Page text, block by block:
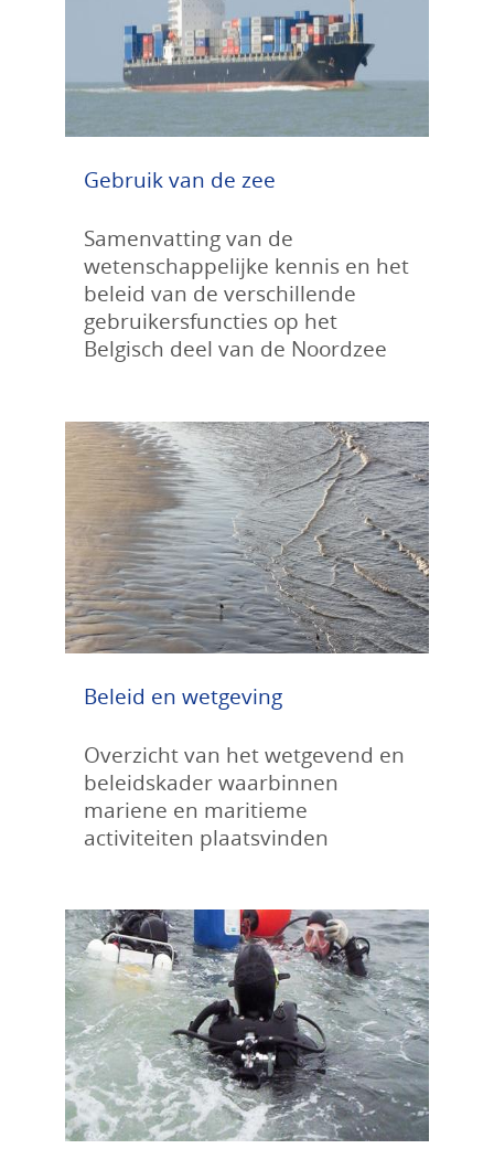
Gebruik van de zee
Samenvatting van de
wetenschappelijke kennis en het
beleid van de verschillende
gebruikersfuncties op het
Belgisch deel van de Noordzee
Beleid en wetgeving
Overzicht van het wetgevend en
beleidskader waarbinnen
mariene en maritieme
activiteiten plaatsvinden